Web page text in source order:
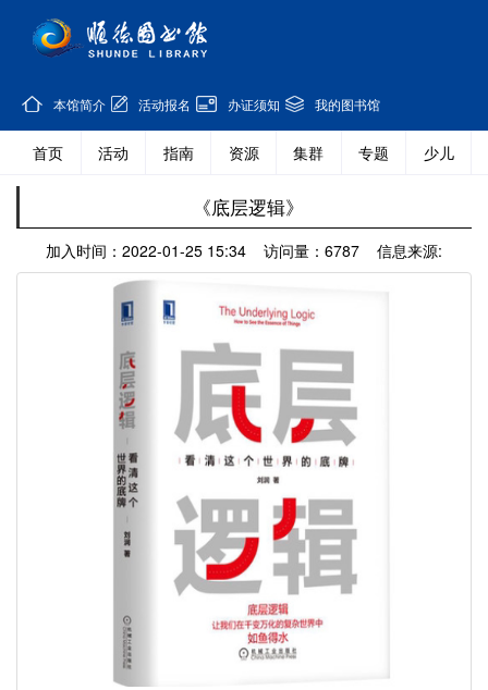
本馆简介 活动报名 办证须知 我的图书馆
首页 活动 指南 资源 集群 专题 少儿
《底层逻辑》
加入时间：2022-01-25 15:34 访问量：6787 信息来源: